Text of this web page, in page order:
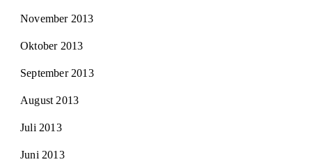
November 2013
Oktober 2013
September 2013
August 2013
Juli 2013
Juni 2013